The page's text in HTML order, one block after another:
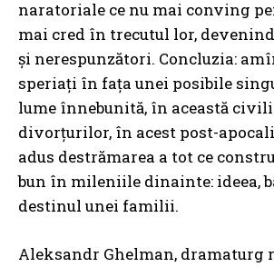
naratoriale ce nu mai conving
mai cred în trecutul lor,
și nerespunzători. Concluzia:
speriați în fața unei posibile
lume înnebunită, în această
divorțurilor, în acest post-
adus destrămarea a tot ce
bun în mileniile dinainte: ideea,
destinul unei familii.
Aleksandr Ghelman, dramaturg